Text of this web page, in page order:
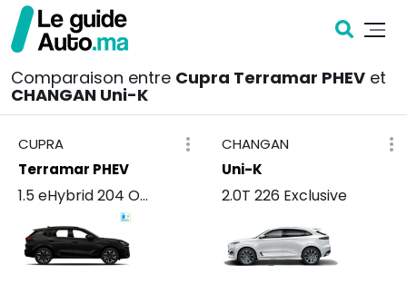
Comparaison entre Cupra Terramar PHEV et
CHANGAN Uni-K
CUPRA
Terramar PHEV
1.5 eHybrid 204 Ocean
CHANGAN
Uni-K
2.0T 226 Exclusive